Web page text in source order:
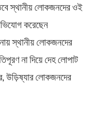
স্থানীয় লোকজনদের ওই
করেছেন
স্থানীয় লোকজনদের
না দিয়ে দেহ লোপাট
উড়িষ্যার লোকজনদের